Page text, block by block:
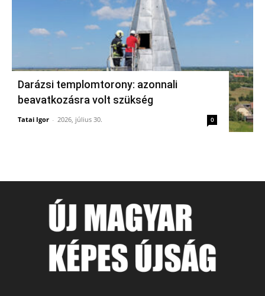
Darázsi templomtorony: azonnali
beavatkozásra volt szükség
Tatai Igor - 2026, július 30. 0